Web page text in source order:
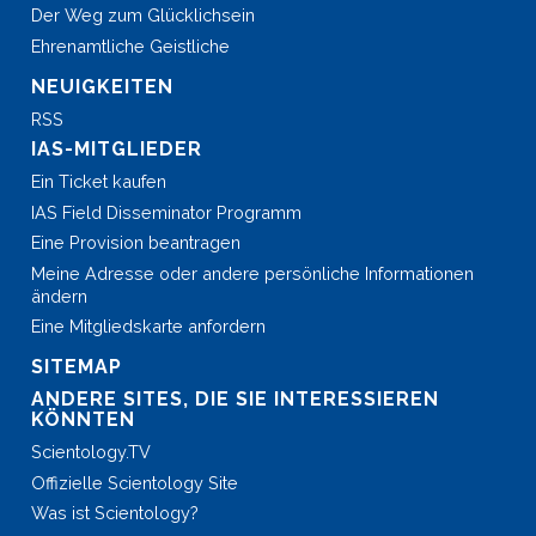
Der Weg zum Glücklichsein
Ehrenamtliche Geistliche
NEUIGKEITEN
RSS
IAS-MITGLIEDER
Ein Ticket kaufen
IAS Field Disseminator Programm
Eine Provision beantragen
Meine Adresse oder andere persönliche Informationen
ändern
Eine Mitgliedskarte anfordern
SITEMAP
ANDERE SITES, DIE SIE INTERESSIEREN
KÖNNTEN
Scientology.TV
Offizielle Scientology Site
Was ist Scientology?